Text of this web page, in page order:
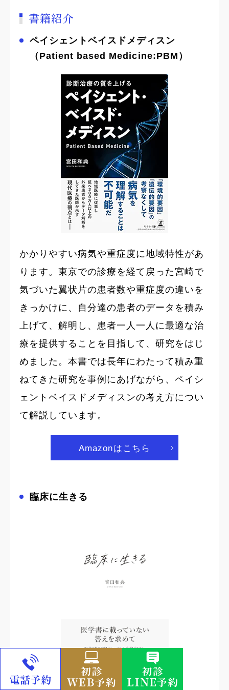
書籍紹介
ペイシェントベイスドメディスン
（Patient based Medicine:PBM）
かかりやすい病気や重症度に地域特性があ
ります。東京での診療を経て戻った宮崎で
気づいた翼状片の患者数や重症度の違いを
きっかけに、自分達の患者のデータを積み
上げて、解明し、患者一人一人に最適な治
療を提供することを目指して、研究をはじ
めました。本書では長年にわたって積み重
ねてきた研究を事例にあげながら、ペイシ
ェントベイスドメディスンの考え方につい
て解説しています。
Amazonはこちら
臨床に生きる